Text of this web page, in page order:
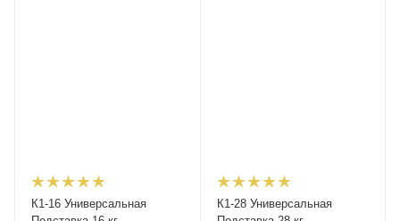
К1-16 Универсальная
К1-28 Универсальная